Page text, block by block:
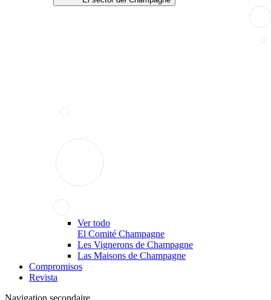
Ver todo
El Comité Champagne
Les Vignerons de Champagne
Las Maisons de Champagne
Compromisos
Revista
Navigation secondaire